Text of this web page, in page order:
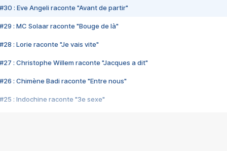
#30 : Eve Angeli raconte "Avant de partir"
#29 : MC Solaar raconte "Bouge de là"
#28 : Lorie raconte "Je vais vite"
#27 : Christophe Willem raconte "Jacques a dit"
#26 : Chimène Badi raconte "Entre nous"
#25 : Indochine raconte "3e sexe"